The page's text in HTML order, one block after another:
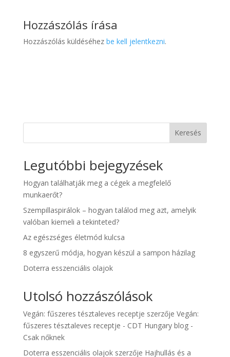
Hozzászólás írása
Hozzászólás küldéséhez be kell jelentkezni.
Keresés
Legutóbbi bejegyzések
Hogyan találhatják meg a cégek a megfelelő
munkaerőt?
Szempillaspirálok – hogyan találod meg azt, amelyik
valóban kiemeli a tekinteted?
Az egészséges életmód kulcsa
8 egyszerű módja, hogyan készül a sampon házilag
Doterra esszenciális olajok
Utolsó hozzászólások
Vegán: fűszeres tésztaleves receptje szerzője Vegán:
fűszeres tésztaleves receptje - CDT Hungary blog -
Csak nőknek
Doterra esszenciális olajokszerzője Hajhullás és a